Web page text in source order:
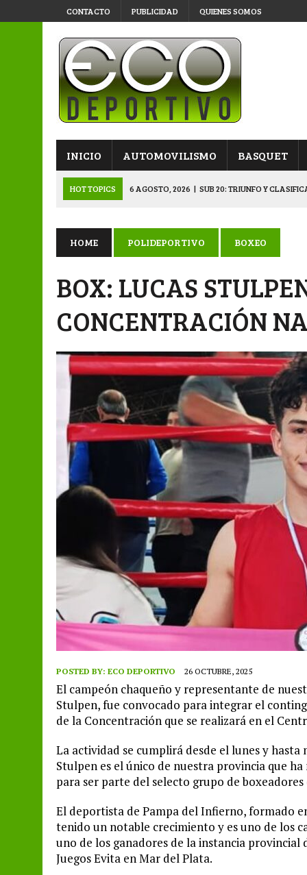
CONTACTO PUBLICIDAD QUIENES SOMOS
INICIO AUTOMOVILISMO BASQUET
HOT TOPICS 6 AGOSTO, 2026 | SUB 20: TRIUNFO Y
5 AGOSTO, 2026 | NAPENAY-BELGRANO Y SPORTIVO-
6 AGOSTO, 2026 | APERTURA: ARSENAL, EN DOBLE JORNADA
HOME POLIDEPORTIVO BOXEO
BOX: LUCAS
CONCENTRACIÓN
POSTED BY: ECO DEPORTIVO 26 OCTUBRE, 2025
El campeón chaqueño y representante de
Stulpen, fue convocado para integrar el
de la Concentración que se realizará en el
La actividad se cumplirá desde el lunes y hasta
Stulpen es el único de nuestra provincia que
para ser parte del selecto grupo de
El deportista de Pampa del Infierno, formado
tenido un notable crecimiento y es uno de los
uno de los ganadores de la instancia provincial
Juegos Evita en Mar del Plata.